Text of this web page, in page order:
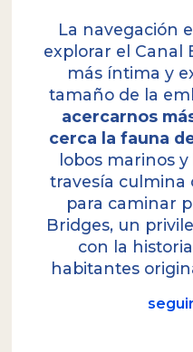
La navegación
explorar el Canal
más íntima y
tamaño de la
acercarnos
cerca la fauna
lobos marinos
travesía culmina
para caminar
Bridges, un
con la
habitantes